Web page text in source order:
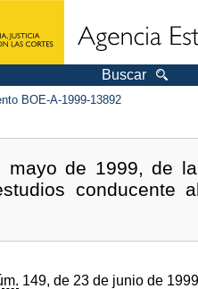
Buscar
BOE-A-1999-13892
mayo de 1999, de
conducente
149, de 23 de junio de